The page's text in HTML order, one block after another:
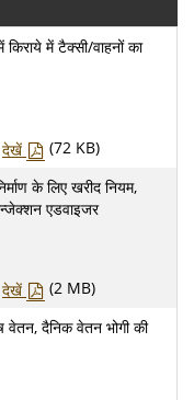
किराये में टैक्‍सी/वाहनों का
देखें
(72 KB)
के लिए खरीद नियम,
एडवाइजर
देखें
(2 MB)
वेतन, दैनिक वेतन भोगी की